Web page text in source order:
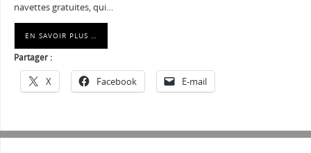
navettes gratuites, qui…
EN SAVOIR PLUS …
Partager :
X Facebook E-mail